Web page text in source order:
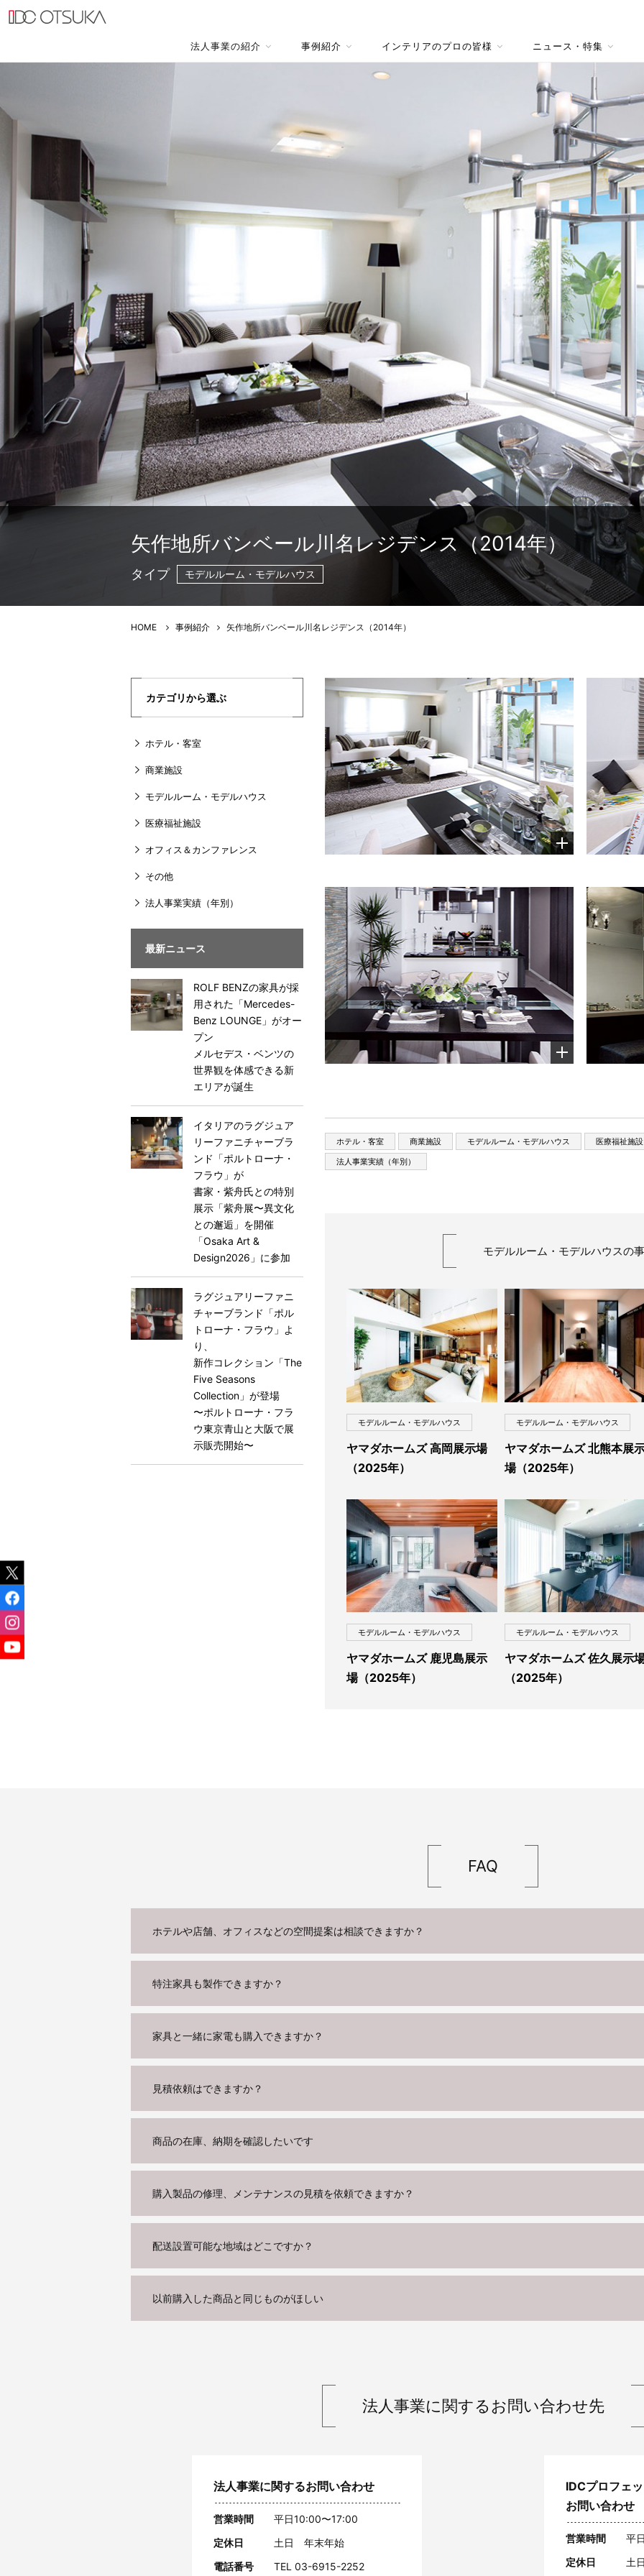
法人事業の紹介 事例紹介 インテリアのプロの皆様 ニュース・特集
矢作地所バンベール川名レジデンス（2014年）
タイプ モデルルーム・モデルハウス
HOME 事例紹介 矢作地所バンベール川名レジデンス（2014年）
ホテル・客室 商業施設 モデルルーム・モデルハウス
医療福祉施設
法人事業実績（年別）
モデルルーム・モデルハウスの
モデルルーム・モデルハウス
ヤマダホームズ 高岡展示場
（2025年）
モデルルーム・モデルハウス
ヤマダホームズ 北熊本展
場（2025年）
モデルルーム・モデルハウス
ヤマダホームズ 鹿児島展示
場（2025年）
モデルルーム・モデルハウス
ヤマダホームズ 佐久展示
（2025年）
カテゴリから選ぶ
ホテル・客室
商業施設
モデルルーム・モデルハウス
医療福祉施設
オフィス＆カンファレンス
その他
法人事業実績（年別）
最新ニュース
ROLF BENZの家具が採
用された「Mercedes-
Benz LOUNGE」がオー
プン
メルセデス・ベンツの
世界観を体感できる新
エリアが誕生
イタリアのラグジュア
リーファニチャーブラ
ンド「ポルトローナ・
フラウ」が
書家・紫舟氏との特別
展示「紫舟展〜異文化
との邂逅」を開催
「Osaka Art &
Design2026」に参加
ラグジュアリーファニ
チャーブランド「ポル
トローナ・フラウ」よ
り、
新作コレクション「The
Five Seasons
Collection」が登場
〜ポルトローナ・フラ
ウ東京⻘山と大阪で展
示販売開始〜
FAQ
ホテルや店舗、オフィスなどの空間提案は相談できますか？
特注家具も製作できますか？
家具と一緒に家電も購入できますか？
見積依頼はできますか？
商品の在庫、納期を確認したいです
購入製品の修理、メンテナンスの見積を依頼できますか？
配送設置可能な地域はどこですか？
以前購入した商品と同じものがほしい
法人事業に関する お問い合わせ先
法人事業に関するお問い合わせ
営業時間
平日10:00〜17:00
定休日
土日 年末年始
電話番号
TEL 03-6915-2252
IDCプロフェ
お問い合わせ
営業時間
平
定休日
土